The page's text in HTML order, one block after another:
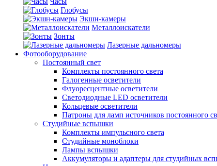
Глобусы
Экшн-камеры
Металлоискатели
Зонты
Лазерные дальномеры
Фотооборудование
Постоянный свет
Комплекты постоянного света
Галогенные осветители
Флуоресцентные осветители
Светодиодные LED осветители
Кольцевые осветители
Патроны для ламп источников постоянного
Студийные вспышки
Комплекты импульсного света
Студийные моноблоки
Лампы вспышки
Аккумуляторы и адаптеры для студийных